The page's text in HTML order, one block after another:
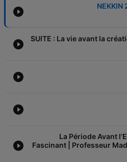
NEKKIN
SUITE : La vie avant la
La Période Avant
Fascinant | Professeur